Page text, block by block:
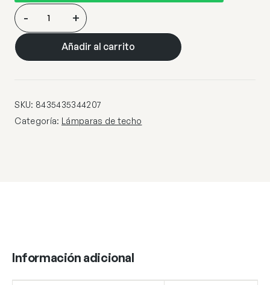
I3-
VENIZE-
LAMPARA
4L
cantidad
- +
Añadir al carrito
SKU: 8435435344207
Categoría: Lámparas de techo
Información adicional